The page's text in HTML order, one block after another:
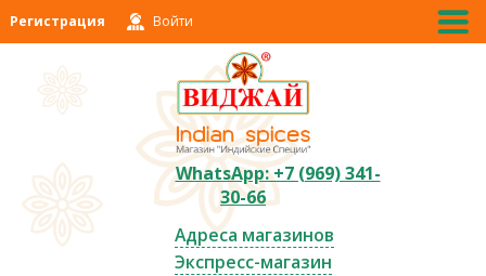
Регистрация Войти
WhatsApp: +7 (969) 341-
30-66
Адреса магазинов
Экспресс-магазин